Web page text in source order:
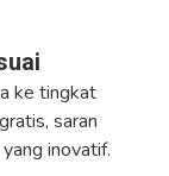
ke tingkat
saran
inovatif.